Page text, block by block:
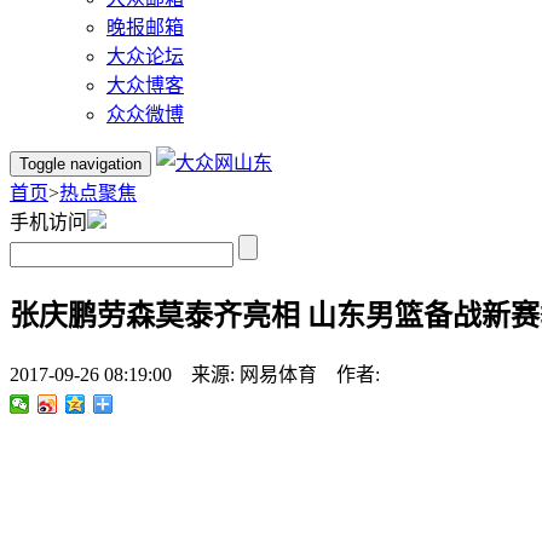
晚报邮箱
大众论坛
大众博客
众众微博
Toggle navigation
首页>热点聚焦
手机访问
张庆鹏劳森莫泰齐亮相 山东男篮备战新
2017-09-26 08:19:00 来源: 网易体育 作者: